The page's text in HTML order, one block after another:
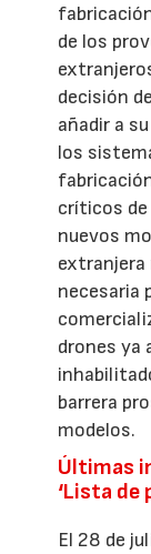
de los
decisión
añadir a
los
críticos de
nuevos
extranjera
necesaria
drones ya
barrera
modelos.
Últimas
‘Lista de
El 28 de